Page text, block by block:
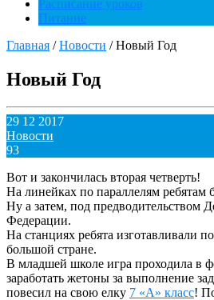
Расписание уроков
Питание
Главная /Новости /Новый Год
Новый Год
29 12 2017
Новости
93
Вот и закончилась вторая четверть!
На линейках по параллелям
Ну а затем, под предводительством
Федерации.
На станциях ребята изготавливали
большой стране.
В младшей школе игра проходила в
заработать жетоны за выполнение
повесил на свою елку 7 «А» класс!